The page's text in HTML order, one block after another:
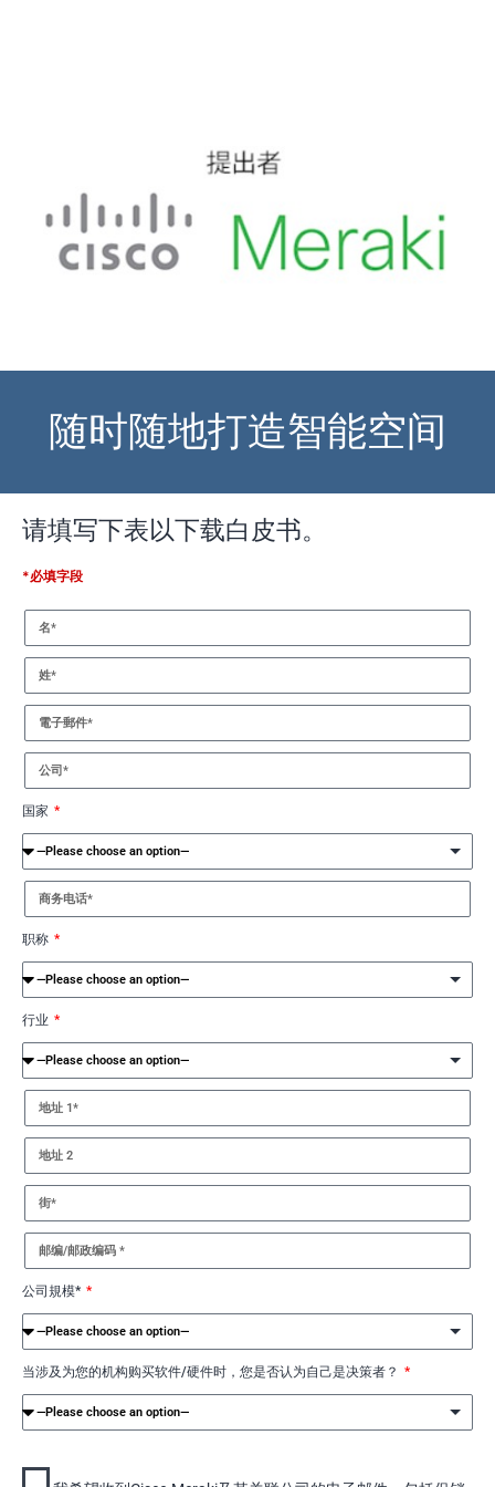
随时随地打造智能空间
请填写下表以下载白皮书。
*必填字段
国家
职称
行业
公司規模*
当涉及为您的机构购买软件/硬件时，您是否认为自己是决策者？